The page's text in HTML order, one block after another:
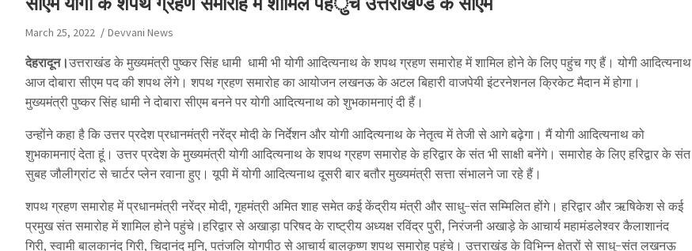
March 25, 2022 Devvani News
देहरादून।उत्तराखंड के मुख्यमंत्री पुष्कर सिंह धामी धामी भी योगी आदित्यनाथ के शपथ ग्रहण समारोह में शामिल होने के लिए पहुंच गए हैं। योगी आदित्यनाथ
आज दोबारा सीएम पद की शपथ लेंगे। शपथ ग्रहण समारोह का आयोजन लखनऊ के अटल बिहारी वाजपेयी इंटरनेशनल क्रिकेट मैदान में होगा।
मुख्यमंत्री पुष्कर सिंह धामी ने दोबारा सीएम बनने पर योगी आदित्यनाथ को शुभकामनाएं दी हैं।
उन्होंने कहा है कि उत्तर प्रदेश प्रधानमंत्री नरेंद्र मोदी के निर्देशन और योगी आदित्यनाथ के नेतृत्व में तेजी से आगे बढ़ेगा। मैं योगी आदित्यनाथ को
शुभकामनाएं देता हूं। उत्तर प्रदेश के मुख्यमंत्री योगी आदित्यनाथ के शपथ ग्रहण समारोह के हरिद्वार के संत भी साक्षी बनेंगे। समारोह के लिए हरिद्वार के संत
सुबह जौलीग्रांट से चार्टर प्लेन रवाना हुए। यूपी में योगी आदित्यनाथ दूसरी बार बतौर मुख्यमंत्री सत्ता संभालने जा रहे हैं।
शपथ ग्रहण समारोह में प्रधानमंत्री नरेंद्र मोदी, गृहमंत्री अमित शाह समेत कई केंद्रीय मंत्री और साधु-संत सम्मिलित होंगे। हरिद्वार और ऋषिकेश से कई
प्रमुख संत समारोह में शामिल होने पहुंचे।हरिद्वार से अखाड़ा परिषद के राष्ट्रीय अध्यक्ष रविंद्र पुरी, निरंजनी अखाड़े के आचार्य महामंडलेश्वर कैलाशानंद
गिरी, स्वामी बालकानंद गिरी, चिदानंद मुनि, पतंजलि योगपीठ से आचार्य बालकृष्ण शपथ समारोह पहुंचे। उत्तराखंड के विभिन्न क्षेत्रों से साधु-संत लखनऊ